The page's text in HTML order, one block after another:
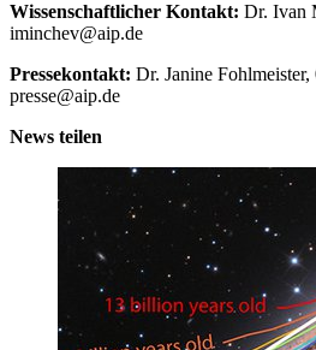
Wissenschaftlicher Kontakt: Dr. Ivan
iminchev@aip.de
Pressekontakt: Dr. Janine
presse@aip.de
News teilen